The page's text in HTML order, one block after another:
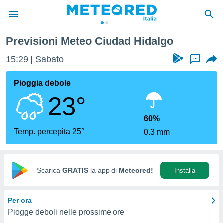
di
per
le
di
Previsioni Meteo Ciudad Hidalgo
15:29 Sabato ...
Pioggia debole
23°
Temp. percepita 25°
60%
0.3 mm
Scarica GRATIS la app di Meteored! Installa
Per ora
Piogge deboli nelle prossime ore